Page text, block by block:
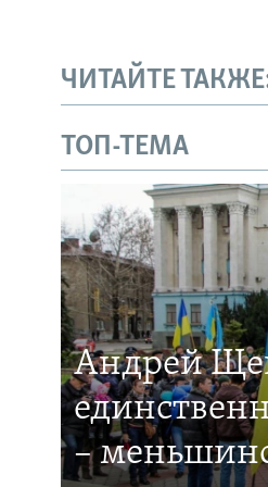
ЧИТАЙТЕ
ТОП-ТЕМА
Андрей
–